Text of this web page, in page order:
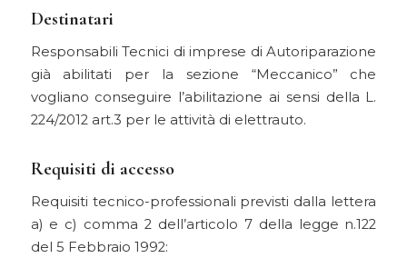
Destinatari
Responsabili Tecnici di imprese di Autoriparazione
già abilitati per la sezione “Meccanico” che
vogliano conseguire l’abilitazione ai sensi della L.
224/2012 art.3 per le attività di elettrauto.
Requisiti di accesso
Requisiti tecnico-professionali previsti dalla lettera
a) e c) comma 2 dell’articolo 7 della legge n.122
del 5 Febbraio 1992: